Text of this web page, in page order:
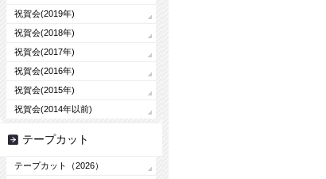
祝賀会(2019年)
祝賀会(2018年)
祝賀会(2017年)
祝賀会(2016年)
祝賀会(2015年)
祝賀会(2014年以前)
テープカット
テープカット（2026）